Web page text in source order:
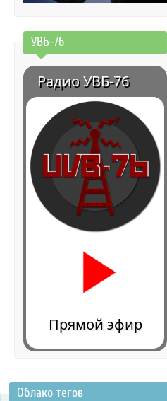
УВБ-76
Радио УВБ-76
Прямой эфир
Облако тегов